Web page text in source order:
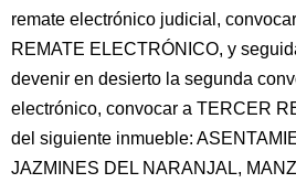
remate electrónico judicial,
REMATE ELECTRÓNICO, y
devenir en desierto la segunda
electrónico, convocar a TERCER
del siguiente inmueble:
JAZMINES DEL NARANJAL,